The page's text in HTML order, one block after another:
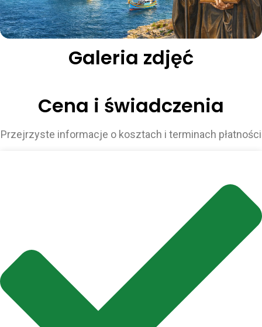
Galeria zdjęć
Cena i świadczenia
Przejrzyste informacje o kosztach i terminach płatności